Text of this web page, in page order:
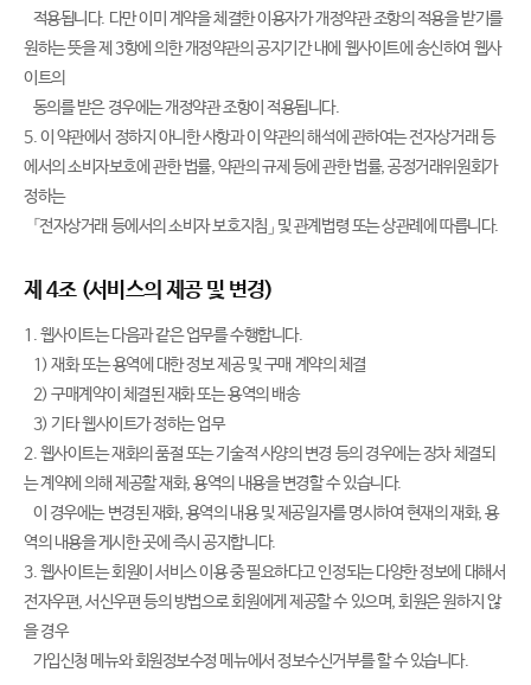
적용됩니다. 다만 이미 계약을 체결한 이용자가 개정약관 조항의 적용을 받기를
원하는 뜻을 제 3항에 의한 개정약관의 공지기간 내에 웹사이트에 송신하여 웹사
이트의
동의를 받은 경우에는 개정약관 조항이 적용됩니다.
5. 이 약관에서 정하지 아니한 사항과 이 약관의 해석에 관하여는 전자상거래 등
에서의 소비자보호에 관한 법률, 약관의 규제 등에 관한 법률, 공정거래위원회가
정하는
「전자상거래 등에서의 소비자 보호지침」 및 관계법령 또는 상관례에 따릅니다.
제 4조 (서비스의 제공 및 변경)
1. 웹사이트는 다음과 같은 업무를 수행합니다.
1) 재화 또는 용역에 대한 정보 제공 및 구매 계약의 체결
2) 구매계약이 체결된 재화 또는 용역의 배송
3) 기타 웹사이트가 정하는 업무
2. 웹사이트는 재화의 품절 또는 기술적 사양의 변경 등의 경우에는 장차 체결되
는 계약에 의해 제공할 재화, 용역의 내용을 변경할 수 있습니다.
이 경우에는 변경된 재화, 용역의 내용 및 제공일자를 명시하여 현재의 재화, 용
역의 내용을 게시한 곳에 즉시 공지합니다.
3. 웹사이트는 회원이 서비스 이용 중 필요하다고 인정되는 다양한 정보에 대해서
전자우편, 서신우편 등의 방법으로 회원에게 제공할 수 있으며, 회원은 원하지 않
을 경우
가입신청 메뉴와 회원정보수정 메뉴에서 정보수신거부를 할 수 있습니다.